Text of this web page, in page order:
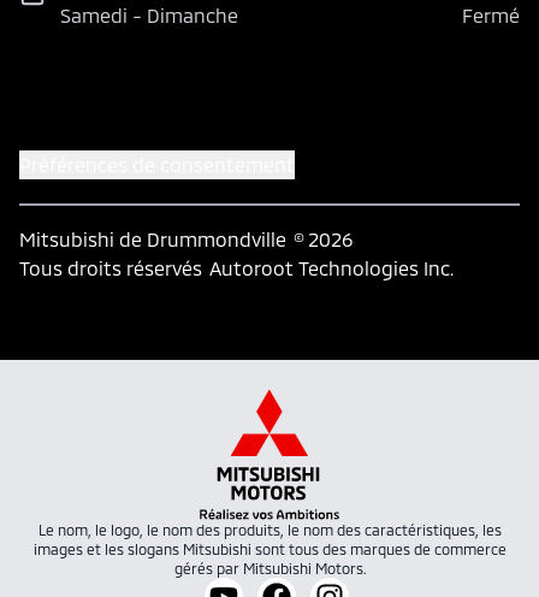
Samedi - Dimanche Fermé
Mitsubishi de Drummondville © 2026
Tous droits réservés Autoroot Technologies Inc.
Le nom, le logo, le nom des produits, le nom des caractéristiques, les
images et les slogans Mitsubishi sont tous des marques de commerce
gérés par Mitsubishi Motors.